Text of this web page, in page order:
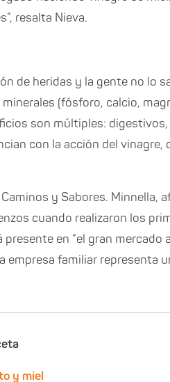
resalta Nieva.
de heridas y la gente no lo
(fósforo, calcio,
son múltiples: digestivos,
con la acción del vinagre,
y Sabores. Minnella,
cuando realizaron los
en “el gran mercado
empresa familiar representa
y miel